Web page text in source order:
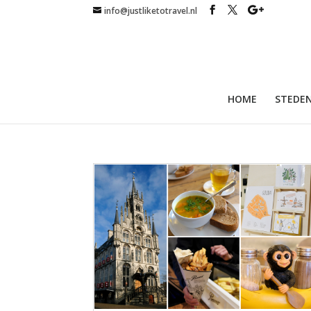
info@justliketotravel.nl
HOME